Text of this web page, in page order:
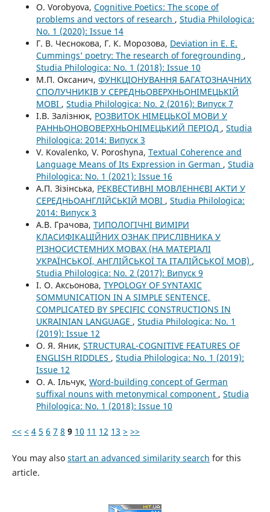
O. Vorobyova, Cognitive Poetics: The scope of
problems and vectors of research , Studia Philologica:
No. 1 (2020): Issue 14
Г. В. Чеснокова, Г. К. Морозова, Deviation in E. E.
Cummings’ poetry: The research of foregrounding ,
Studia Philologica: No. 1 (2018): Issue 10
М.П. Оксанич, ФУНКЦІОНУВАННЯ БАГАТОЗНАЧНИХ
СПОЛУЧНИКІВ У СЕРЕДНЬОВЕРХНЬОНІМЕЦЬКІЙ
МОВІ , Studia Philologica: No. 2 (2016): Випуск 7
І.В. Залізнюк, РОЗВИТОК НІМЕЦЬКОЇ МОВИ У
РАННЬОНОВОВЕРХНЬОНІМЕЦЬКИЙ ПЕРІОД , Studia
Philologica: 2014: Випуск 3
V. Kovalenko, V. Poroshyna, Textual Coherence and
Language Means of Its Expression in German , Studia
Philologica: No. 1 (2021): Issue 16
А.П. Зізінська, РЕКВЕСТИВНІ МОВЛЕННЄВІ АКТИ У
СЕРЕДНЬОАНГЛІЙСЬКІЙ МОВІ , Studia Philologica:
2014: Випуск 3
А.В. Грачова, ТИПОЛОГІЧНІ ВИМІРИ
КЛАСИФІКАЦІЙНИХ ОЗНАК ПРИСЛІВНИКА У
РІЗНОСИСТЕМНИХ МОВАХ (НА МАТЕРІАЛІ
УКРАЇНСЬКОЇ, АНГЛІЙСЬКОЇ ТА ІТАЛІЙСЬКОЇ МОВ) ,
Studia Philologica: No. 2 (2017): Випуск 9
І. О. Аксьонова, TYPOLOGY OF SYNTAXIC
SOMMUNICATION IN A SIMPLE SENTENCE,
COMPLICATED BY SPECIFIC CONSTRUCTIONS IN
UKRAINIAN LANGUAGE , Studia Philologica: No. 1
(2019): Issue 12
О. Я. Яник, STRUCTURAL-COGNITIVE FEATURES OF
ENGLISH RIDDLES , Studia Philologica: No. 1 (2019):
Issue 12
О. А. Ільчук, Word-building concept of German
suffixal nouns with metonymical component , Studia
Philologica: No. 1 (2018): Issue 10
<< < 4 5 6 7 8 9 10 11 12 13 > >>
You may also start an advanced similarity search for this
article.